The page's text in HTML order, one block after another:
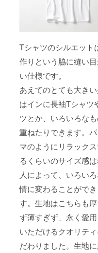
Tシャツのシルエット
作りという脇に縫い
い仕様です。
あえてのとても大き
はインに長袖Tシャツ
ツとか、いろいろな
重ねたりできます。
マのようにリラック
るくらいのサイズ感
人によって、いろい
情に変わることができ
す。生地はこちらも
ず薄すぎず、永く愛
いただけるクオリテ
だわりました。生地